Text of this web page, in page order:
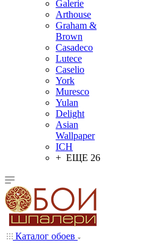
Galerie
Arthouse
Graham &
Brown
Casadeco
Lutece
Caselio
York
Muresco
Yulan
Delight
Asian
Wallpaper
ICH
+ ЕЩЕ 26
Каталог обоев